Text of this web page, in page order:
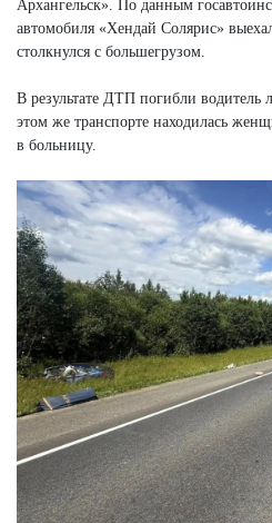
Архангельск». По данным
автомобиля «Хендай Солярис»
столкнулся с большегрузом.
В результате ДТП погибли водитель
этом же транспорте находилась
в больницу.